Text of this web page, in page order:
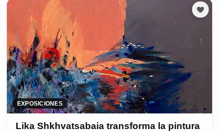
EXPOSICIONES
Lika Shkhvatsabaia transforma la pintura